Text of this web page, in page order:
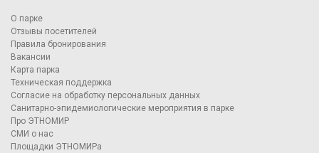
О парке
Отзывы посетителей
Правила бронирования
Вакансии
Карта парка
Техническая поддержка
Согласие на обработку персональных данных
Санитарно-эпидемиологические мероприятия в парке
Про ЭТНОМИР
СМИ о нас
Площадки ЭТНОМИРа